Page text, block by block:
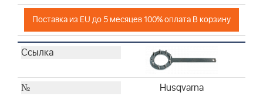
Поставка из EU до 5 месяцев 100% оплата В корзину
Husqvarna